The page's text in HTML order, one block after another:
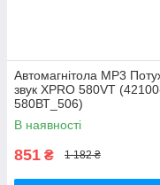
Автомагнітола MP3
звук XPRO 580VT
580ВТ_506)
В наявності
851 ₴ 1 182 ₴